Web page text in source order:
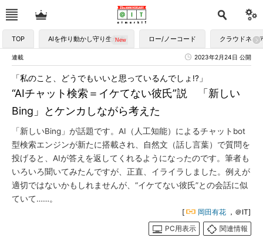
TOP AIを作り動かし守り生かす ロー/ノーコード クラウドネイ
連載 2023年2月24日 公開
“AIチャット検索＝イケてない彼氏”説 「新しい
Bing」とケンカしながら考えた
「私のこと、どうでもいいと思っているんでしょ!?」
「新しいBing」が話題です。AI（人工知能）によるチャットbot
型検索エンジンが新たに搭載され、自然文（話し言葉）で質問を
投げると、AIが答えを返してくれるようになったのです。筆者も
いろいろ聞いてみたんですが、正直、イライラしました。例えが
適切ではないかもしれませんが、“イケてない彼氏”との会話に似
ていて……。
[ 岡田有花 ，＠IT]
PC用表示
関連情報